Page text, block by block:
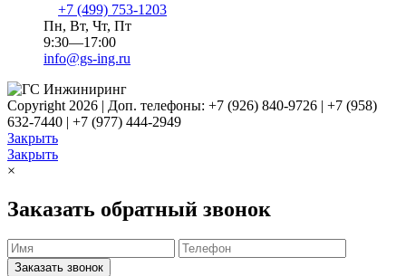
+7 (499) 753-1203
Пн, Вт, Чт, Пт
9:30—17:00
info@gs-ing.ru
Copyright 2026 | Доп. телефоны: +7 (926) 840-9726 | +7 (958)
632-7440 | +7 (977) 444-2949
Закрыть
Закрыть
×
Заказать обратный звонок